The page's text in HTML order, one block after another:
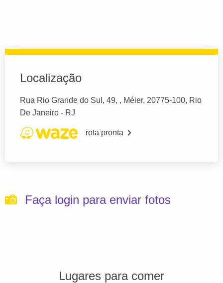
Localização
Rua Rio Grande do Sul, 49, , Méier, 20775-100, Rio
De Janeiro - RJ
rota pronta
Faça login para enviar fotos
Lugares para comer